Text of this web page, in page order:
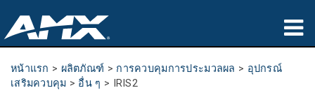
ผลิตภัณฑ์
หน้าแรก > ผลิตภัณฑ์ > การควบคุมการประมวลผล > อุปกรณ์
เสริมควบคุม > อื่น ๆ > IRIS2